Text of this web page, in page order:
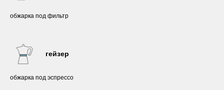
обжарка под фильтр
гейзер
обжарка под эспрессо